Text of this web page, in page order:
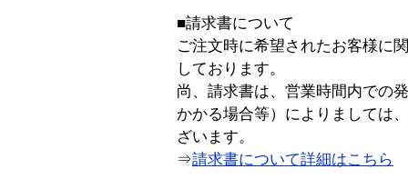
■請求書について
ご注文時に希望されたお客様に
しております。
尚、請求書は、営業時間内での
かかる場合等）によりましては
ざいます。
⇒請求書について詳細はこちら